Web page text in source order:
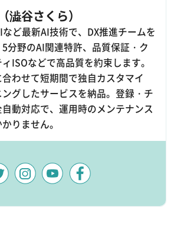
澁谷さくら）
ど最新AI技術で、DX推進チームを
分野のAI関連特許、品質保証・ク
ISOなどで高品質を約束します。
わせて短期間で独自カスタマイ
グしたサービスを納品。登録・チ
動対応で、運用時のメンテナンス
りません。